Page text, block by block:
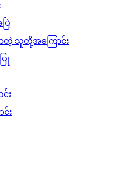
ြဲ
တဲ့ သူတို့အကြောင်း
ြု
း
း